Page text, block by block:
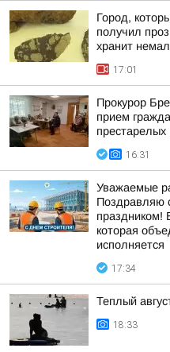
Город,
получил
хранит
17:01
Прокурор
прием
16:31
Уважаемые
Поздравляю
праздником!
которая
исполняется
17:34
Теплый
18:33